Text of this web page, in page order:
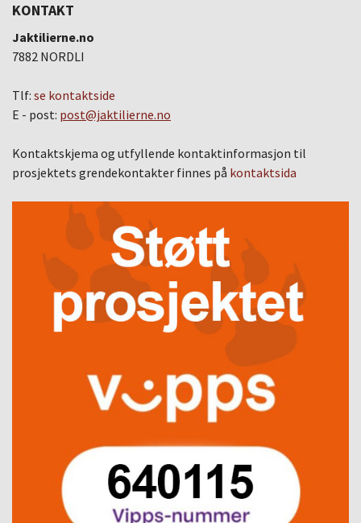
KONTAKT
Jaktilierne.no
7882 NORDLI
Tlf: se kontaktside
E - post: post@jaktilierne.no
Kontaktskjema og utfyllende kontaktinformasjon til
prosjektets grendekontakter finnes på kontaktsida